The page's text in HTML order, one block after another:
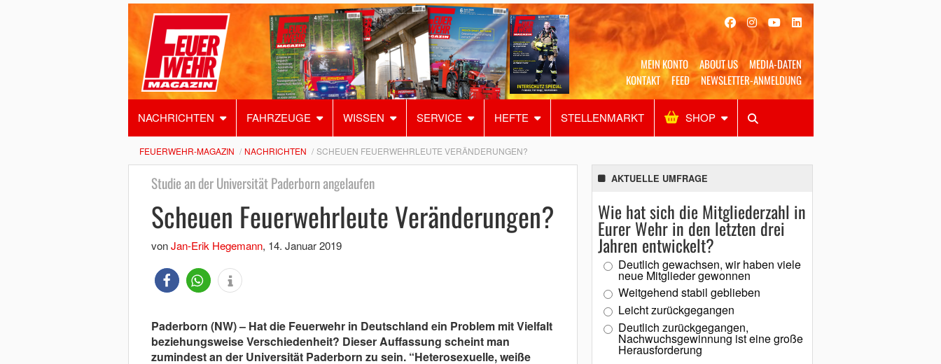
MEIN KONTO ABOUT US
MEDIA-DATEN
KONTAKT
FEED NEWSLETTER-ANMELDUNG
NACHRICHTEN FAHRZEUGE WISSEN SERVICE HEFTE STELLENMARKT SHOP
Alles Shop SUCHEN
FEUERWEHR-MAGAZIN NACHRICHTEN SCHEUEN FEUERWEHRLEUTE VERÄNDERUNGEN?
Studie an der Universität Paderborn angelaufen
Scheuen Feuerwehrleute Veränderungen?
vonJan-Erik Hegemann, 14. Januar 2019
Paderborn (NW) – Hat die Feuerwehr in Deutschland ein Problem mit Vielfalt
beziehungsweise Verschiedenheit? Dieser Auffassung scheint man
zumindest an der Universität Paderborn zu sein. “Heterosexuelle, weiße
AKTUELLE UMFRAGE
Wie hat sich die Mitgliederzahl in
Eurer Wehr in den letzten drei
Jahren entwickelt?
Deutlich gewachsen, wir haben viele
neue Mitglieder gewonnen
Weitgehend stabil geblieben
Leicht zurückgegangen
Deutlich zurückgegangen,
Nachwuchsgewinnung ist eine große
Herausforderung